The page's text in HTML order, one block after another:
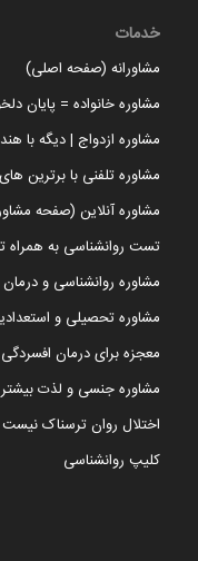
خدمات
مشاورانه (صفحه اصلی)
مشاوره خانواده = پایان
مشاوره ازدواج | دیگه با
مشاوره تلفنی با برترین
مشاوره آنلاین (صفحه
تست روانشناسی به همراه
مشاوره روانشناسی و
مشاوره تحصیلی و
معجزه برای درمان افسردگی
مشاوره جنسی و لذت بیشتر
اختلال روان ترسناک
کلیپ روانشناسی